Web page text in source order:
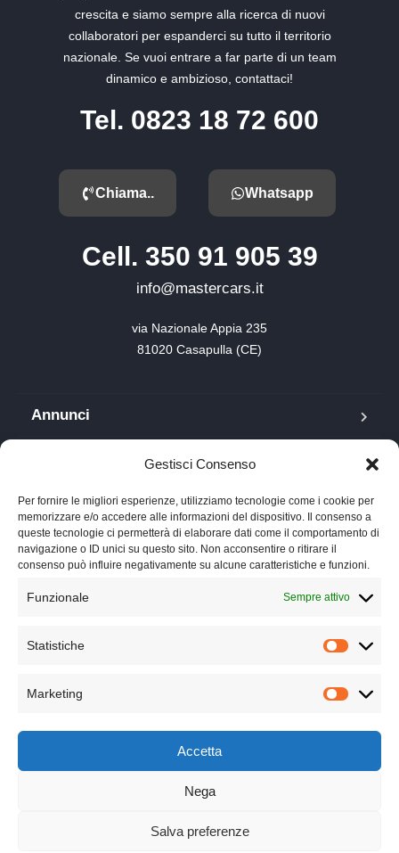
Gestisci Consenso
Per fornire le migliori esperienze, utilizziamo tecnologie come i cookie per
memorizzare e/o accedere alle informazioni del dispositivo. Il consenso a
queste tecnologie ci permetterà di elaborare dati come il comportamento di
navigazione o ID unici su questo sito. Non acconsentire o ritirare il
consenso può influire negativamente su alcune caratteristiche e funzioni.
Funzionale Sempre attivo
Statistiche
Marketing
Accetta
Nega
Salva preferenze
crescita e siamo sempre alla ricerca di nuovi
collaboratori per espanderci su tutto il territorio
nazionale. Se vuoi entrare a far parte di un team
dinamico e ambizioso, contattaci!
Tel. 0823 18 72 600
Chiama.. Whatsapp
Cell. 350 91 905 39
info@mastercars.it
via Nazionale Appia 235
81020 Casapulla (CE)
Annunci
FAQ
Lavora con noi
Copyright © 2025. All rights reserved | P.Iva 04773900610